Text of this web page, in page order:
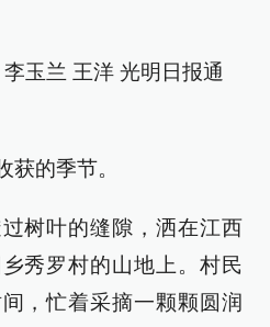
玉兰 王洋 光明日报通
获的季节。
树叶的缝隙，洒在江西
秀罗村的山地上。村民
，忙着采摘一颗颗圆润